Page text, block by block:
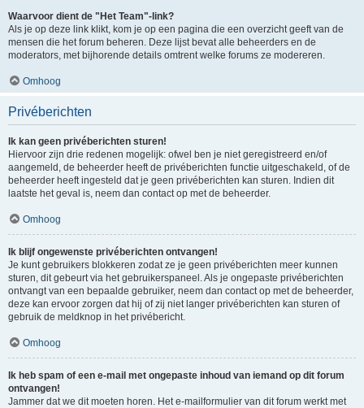
Waarvoor dient de "Het Team"-link?
Als je op deze link klikt, kom je op een pagina die een overzicht geeft van de
mensen die het forum beheren. Deze lijst bevat alle beheerders en de
moderators, met bijhorende details omtrent welke forums ze modereren.
Omhoog
Privéberichten
Ik kan geen privéberichten sturen!
Hiervoor zijn drie redenen mogelijk: ofwel ben je niet geregistreerd en/of
aangemeld, de beheerder heeft de privéberichten functie uitgeschakeld, of de
beheerder heeft ingesteld dat je geen privéberichten kan sturen. Indien dit
laatste het geval is, neem dan contact op met de beheerder.
Omhoog
Ik blijf ongewenste privéberichten ontvangen!
Je kunt gebruikers blokkeren zodat ze je geen privéberichten meer kunnen
sturen, dit gebeurt via het gebruikerspaneel. Als je ongepaste privéberichten
ontvangt van een bepaalde gebruiker, neem dan contact op met de beheerder,
deze kan ervoor zorgen dat hij of zij niet langer privéberichten kan sturen of
gebruik de meldknop in het privébericht.
Omhoog
Ik heb spam of een e-mail met ongepaste inhoud van iemand op dit forum
ontvangen!
Jammer dat we dit moeten horen. Het e-mailformulier van dit forum werkt met